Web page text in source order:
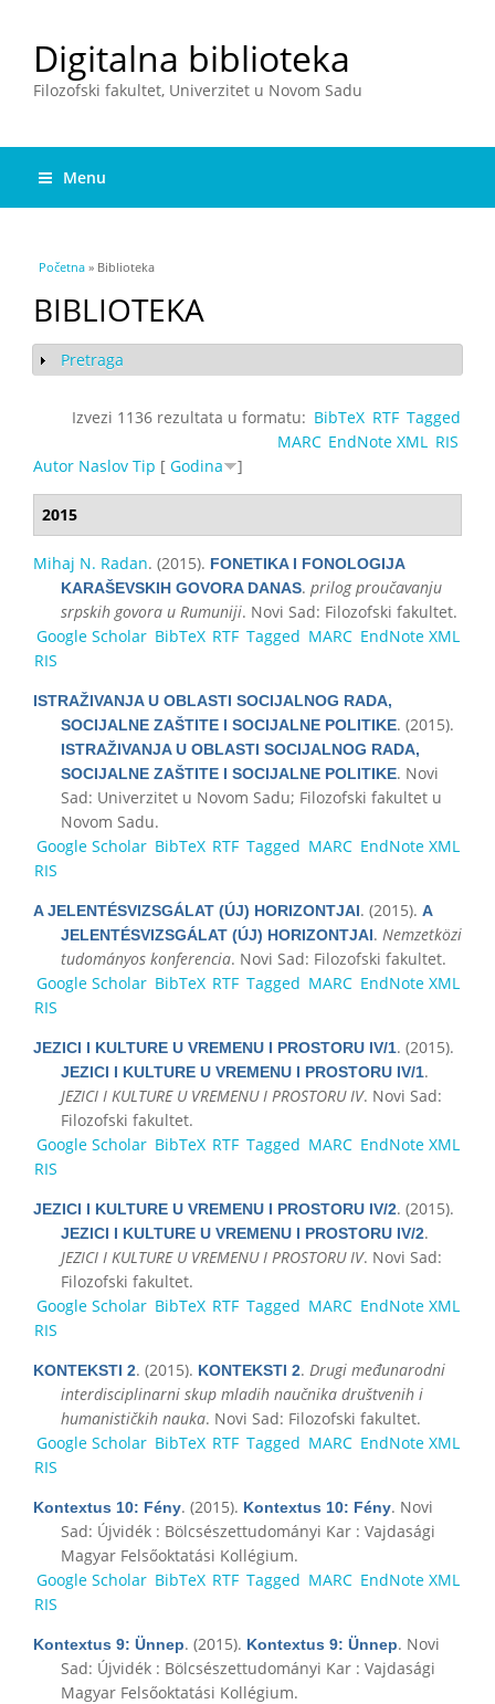
Digitalna biblioteka
Filozofski fakultet, Univerzitet u Novom Sadu
Menu
You are here
Početna » Biblioteka
BIBLIOTEKA
Show
Pretraga
Izvezi 1136 rezultata u formatu: BibTeX RTF Tagged
MARC EndNote XML
RIS
Autor Naslov Tip [ Godina ]
2015
Mihaj N. Radan. (2015). FONETIKA I FONOLOGIJA
KARAŠEVSKIH GOVORA DANAS. prilog proučavanju
srpskih govora u Rumuniji. Novi Sad: Filozofski fakultet.
Google Scholar BibTeX RTF Tagged MARC EndNote XML
RIS
ISTRAŽIVANJA U OBLASTI SOCIJALNOG RADA,
SOCIJALNE ZAŠTITE I SOCIJALNE POLITIKE. (2015).
ISTRAŽIVANJA U OBLASTI SOCIJALNOG RADA,
SOCIJALNE ZAŠTITE I SOCIJALNE POLITIKE. Novi
Sad: Univerzitet u Novom Sadu; Filozofski fakultet u
Novom Sadu.
Google Scholar BibTeX RTF Tagged MARC EndNote XML
RIS
A JELENTÉSVIZSGÁLAT (ÚJ) HORIZONTJAI. (2015). A
JELENTÉSVIZSGÁLAT (ÚJ) HORIZONTJAI. Nemzetközi
tudományos konferencia. Novi Sad: Filozofski fakultet.
Google Scholar BibTeX RTF Tagged MARC EndNote XML
RIS
JEZICI I KULTURE U VREMENU I PROSTORU IV/1. (2015).
JEZICI I KULTURE U VREMENU I PROSTORU IV/1.
JEZICI I KULTURE U VREMENU I PROSTORU IV. Novi Sad:
Filozofski fakultet.
Google Scholar BibTeX RTF Tagged MARC EndNote XML
RIS
JEZICI I KULTURE U VREMENU I PROSTORU IV/2. (2015).
JEZICI I KULTURE U VREMENU I PROSTORU IV/2.
JEZICI I KULTURE U VREMENU I PROSTORU IV. Novi Sad:
Filozofski fakultet.
Google Scholar BibTeX RTF Tagged MARC EndNote XML
RIS
KONTEKSTI 2. (2015). KONTEKSTI 2. Drugi međunarodni
interdisciplinarni skup mladih naučnika društvenih i
humanističkih nauka. Novi Sad: Filozofski fakultet.
Google Scholar BibTeX RTF Tagged MARC EndNote XML
RIS
Kontextus 10: Fény. (2015). Kontextus 10: Fény. Novi
Sad: Újvidék : Bölcsészettudományi Kar : Vajdasági
Magyar Felsőoktatási Kollégium.
Google Scholar BibTeX RTF Tagged MARC EndNote XML
RIS
Kontextus 9: Ünnep. (2015). Kontextus 9: Ünnep. Novi
Sad: Újvidék : Bölcsészettudományi Kar : Vajdasági
Magyar Felsőoktatási Kollégium.